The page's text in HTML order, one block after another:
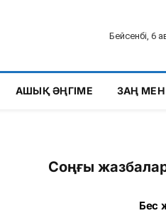
Бейсенбі, 6
АШЫҚ ӘҢГІМЕ ЗАҢ МЕН
Соңғы
Бес